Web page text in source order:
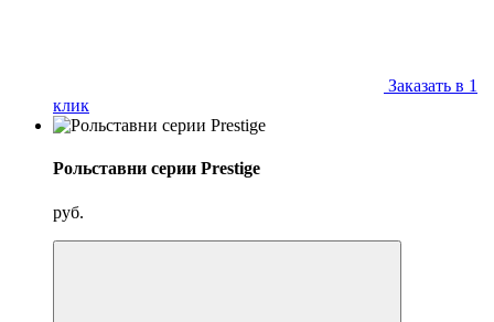
Заказать в 1
клик
Рольставни серии Prestige
руб.